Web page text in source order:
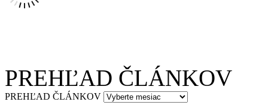
PREHĽAD ČLÁNKOV
PREHĽAD ČLÁNKOV